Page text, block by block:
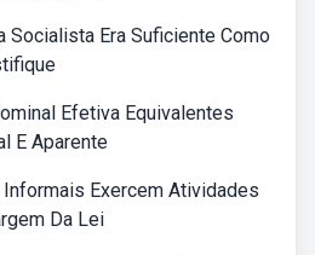
Socialista Era Suficiente Como
Efetiva Equivalentes
E Aparente
Exercem Atividades
Da Lei